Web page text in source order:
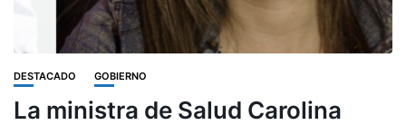
DESTACADO GOBIERNO
La ministra de Salud Carolina